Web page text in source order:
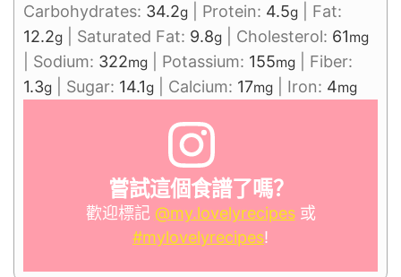
Carbohydrates: 34.2g Protein: 4.5g
Fat:
12.2g Saturated Fat: 9.8g Cholesterol: 61mg
Sodium: 322mg Potassium: 155mg
Fiber:
1.3g Sugar: 14.1g Calcium: 17mg Iron: 4mg
嘗試這個食譜了嗎？
歡迎標記 @my.lovelyrecipes或
#mylovelyrecipes!